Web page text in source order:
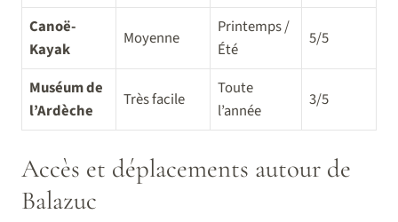
Canoë-
Kayak
Moyenne
Printemps /
Été
5/5
Muséum de
l’Ardèche
Très facile
Toute
l’année
3/5
Accès et déplacements autour de
Balazuc